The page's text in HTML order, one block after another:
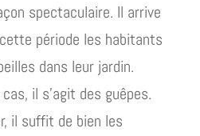
spectaculaire. Il arrive
période les habitants
dans leur jardin.
il s’agit des guêpes.
il suffit de bien les